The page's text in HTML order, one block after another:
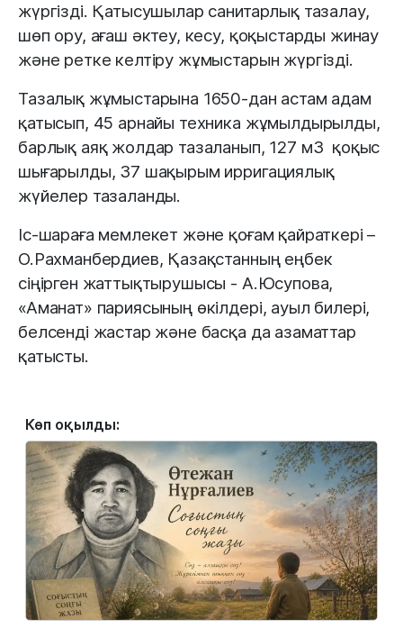
жүргізді. Қатысушылар санитарлық тазалау,
шөп ору, ағаш әктеу, кесу, қоқыстарды жинау
және ретке келтіру жұмыстарын жүргізді.
Тазалық жұмыстарына 1650-дан астам адам
қатысып, 45 арнайы техника жұмылдырылды,
барлық аяқ жолдар тазаланып, 127 м3 қоқыс
шығарылды, 37 шақырым ирригациялық
жүйелер тазаланды.
Іс-шараға мемлекет және қоғам қайраткері –
О.Рахманбердиев, Қазақстанның еңбек
сіңірген жаттықтырушысы - А.Юсупова,
«Аманат» париясының өкілдері, ауыл билері,
белсенді жастар және басқа да азаматтар
қатысты.
Көп оқылды: